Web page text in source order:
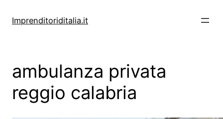
Imprenditoriditalia.it
ambulanza privata
reggio calabria